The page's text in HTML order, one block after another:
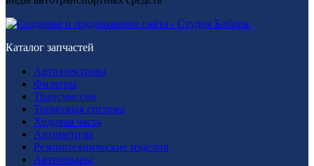
Каталог запчастей
Автоэлектрика
Фильтры
Трансмиссия
Тормозная система
Ходовая часть
Автометизы
Резинотехнические изделия
Автотовары